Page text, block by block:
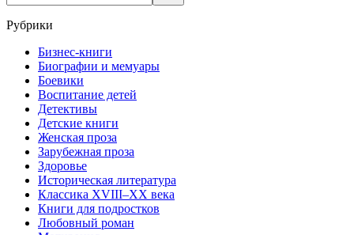
Рубрики
Бизнес-книги
Биографии и мемуары
Боевики
Воспитание детей
Детективы
Детские книги
Женская проза
Зарубежная проза
Здоровье
Историческая литература
Классика XVIII–XX века
Книги для подростков
Любовный роман